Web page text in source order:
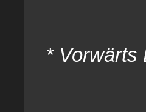
* Vorwärts